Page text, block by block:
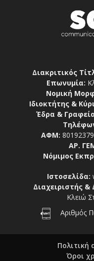
Διακριτικός
Επωνυμία:
Νομική
Ιδιοκτήτης &
Έδρα &
ΑΦΜ:
ΑΡ.
Νόμιμος
Ιστοσελίδα:
Διαχειριστής
Κλειώ
Αριθμός
Πολιτική
Όροι